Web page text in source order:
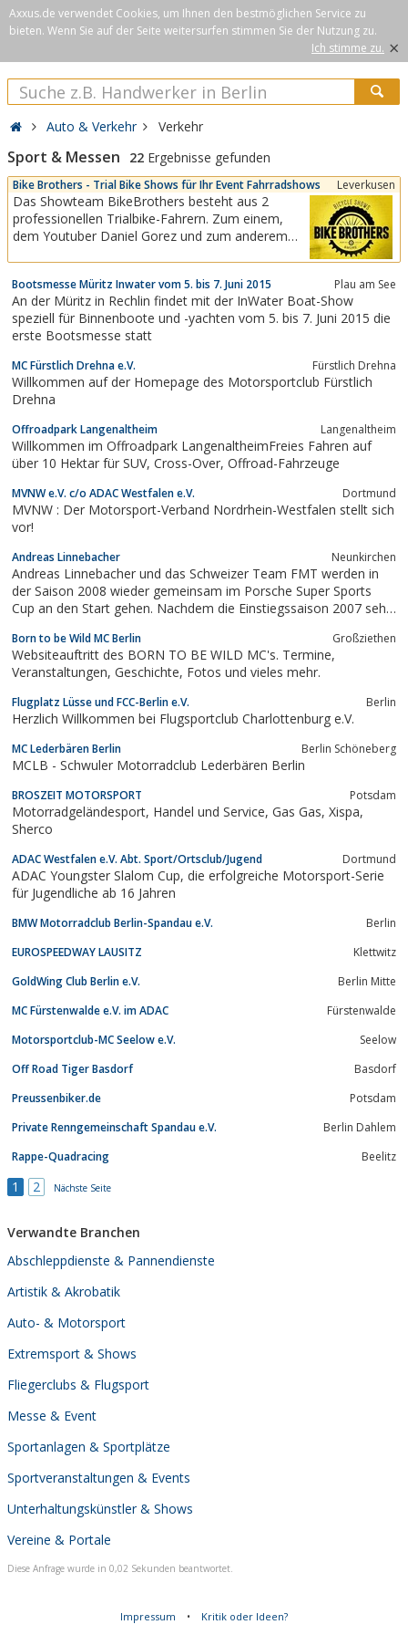
Axxus.de verwendet Cookies, um Ihnen den bestmöglichen Service zu
bieten. Wenn Sie auf der Seite weitersurfen stimmen Sie der Nutzung zu.
Ich stimme zu. ×
Auto & Verkehr Verkehr
Sport & Messen 22 Ergebnisse gefunden
Bike Brothers - Trial Bike Shows für Ihr Event Fahrradshows Leverkusen
Das Showteam BikeBrothers besteht aus 2
professionellen Trialbike-Fahrern. Zum einem,
dem Youtuber Daniel Gorez und zum anderem
Erfahrung, wissen wir, auf was es ankommt und
was das Publikum sehen will.Wir bieten packende
Inszenierungen mit...
Bootsmesse Müritz Inwater vom 5. bis 7. Juni 2015 Plau am See
An der Müritz in Rechlin findet mit der InWater Boat-Show
speziell für Binnenboote und -yachten vom 5. bis 7. Juni 2015 die
erste Bootsmesse statt
MC Fürstlich Drehna e.V. Fürstlich Drehna
Willkommen auf der Homepage des Motorsportclub Fürstlich
Drehna
Offroadpark Langenaltheim Langenaltheim
Willkommen im Offroadpark LangenaltheimFreies Fahren auf
über 10 Hektar für SUV, Cross-Over, Offroad-Fahrzeuge
MVNW e.V. c/o ADAC Westfalen e.V. Dortmund
MVNW : Der Motorsport-Verband Nordrhein-Westfalen stellt sich
vor!
Andreas Linnebacher Neunkirchen
Andreas Linnebacher und das Schweizer Team FMT werden in
der Saison 2008 wieder gemeinsam im Porsche Super Sports
Cup an den Start gehen. Nachdem die Einstiegssaison 2007 sehr
Saarländer in der Saison 2008 den Titel in der Klasse 5c (997
CUP) ins Visier nehmen
Born to be Wild MC Berlin Großziethen
Websiteauftritt des BORN TO BE WILD MC's. Termine,
Veranstaltungen, Geschichte, Fotos und vieles mehr.
Flugplatz Lüsse und FCC-Berlin e.V. Berlin
Herzlich Willkommen bei Flugsportclub Charlottenburg e.V.
MC Lederbären Berlin Berlin Schöneberg
MCLB - Schwuler Motorradclub Lederbären Berlin
BROSZEIT MOTORSPORT Potsdam
Motorradgeländesport, Handel und Service, Gas Gas, Xispa,
Sherco
ADAC Westfalen e.V. Abt. Sport/Ortsclub/Jugend Dortmund
ADAC Youngster Slalom Cup, die erfolgreiche Motorsport-Serie
für Jugendliche ab 16 Jahren
BMW Motorradclub Berlin-Spandau e.V.
Berlin
EUROSPEEDWAY LAUSITZ
Klettwitz
GoldWing Club Berlin e.V.
Berlin Mitte
MC Fürstenwalde e.V. im ADAC
Fürstenwalde
Motorsportclub-MC Seelow e.V.
Seelow
Off Road Tiger Basdorf
Basdorf
Preussenbiker.de
Potsdam
Private Renngemeinschaft Spandau e.V.
Berlin Dahlem
Rappe-Quadracing
Beelitz
1 2 Nächste Seite
Verwandte Branchen
Abschleppdienste & Pannendienste
Artistik & Akrobatik
Auto- & Motorsport
Extremsport & Shows
Fliegerclubs & Flugsport
Messe & Event
Sportanlagen & Sportplätze
Sportveranstaltungen & Events
Unterhaltungskünstler & Shows
Vereine & Portale
Diese Anfrage wurde in 0,02 Sekunden beantwortet.
Impressum • Kritik oder Ideen?